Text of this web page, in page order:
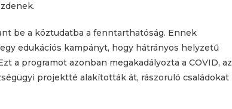
be a köztudatba a fenntarthatóság. Ennek
edukációs kampányt, hogy hátrányos helyzetű
a programot azonban megakadályozta a COVID, az
projektté alakították át, rászoruló családokat